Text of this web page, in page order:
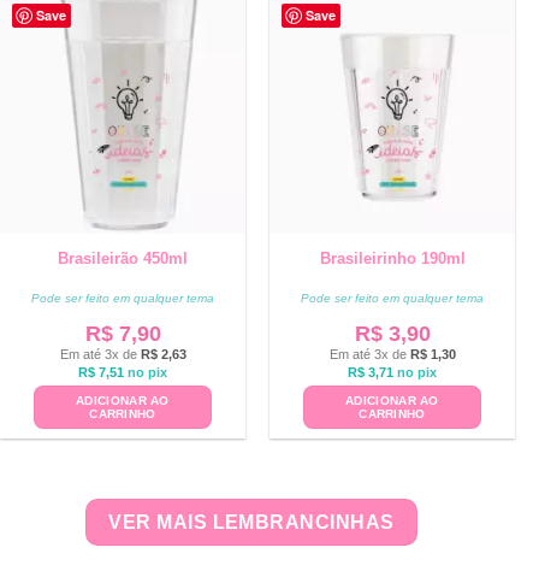
Save
Brasileirão 450ml
Pode ser feito em qualquer tema
R$7,90
Em até 3x de R$2,63
R$ 7,51 no pix
ADICIONAR AO
CARRINHO
Save
Brasileirinho 190ml
Pode ser feito em qualquer tema
R$3,90
Em até 3x de R$1,30
R$ 3,71 no pix
ADICIONAR AO
CARRINHO
VER MAIS LEMBRANCINHAS